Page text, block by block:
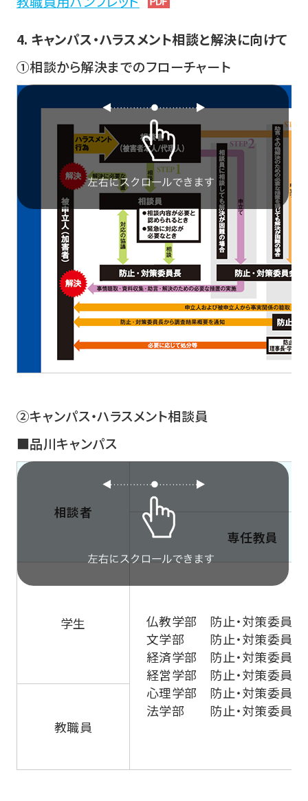
4. キャンパス・ハラスメント相談と解決に向けて
①相談から解決までのフローチャート
②キャンパス・ハラスメント相談員
■品川キャンパス
相談者
専任教員
学生
仏教学部 防止・対策委員
文学部 防止・対策委員
経済学部 防止・対策委員
経営学部 防止・対策委員
心理学部 防止・対策委員
法学部 防止・対策委員
教職員